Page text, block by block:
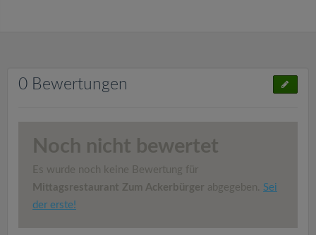
0 Bewertungen
Noch nicht bewertet
Es wurde noch keine Bewertung für
Mittagsrestaurant Zum Ackerbürger abgegeben. Sei
der erste!